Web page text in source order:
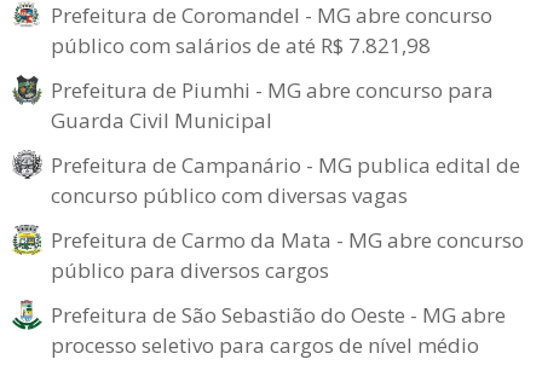
Prefeitura de Coromandel - MG abre concurso
público com salários de até R$ 7.821,98
Prefeitura de Piumhi - MG abre concurso para
Guarda Civil Municipal
Prefeitura de Campanário - MG publica edital de
concurso público com diversas vagas
Prefeitura de Carmo da Mata - MG abre concurso
público para diversos cargos
Prefeitura de São Sebastião do Oeste - MG abre
processo seletivo para cargos de nível médio